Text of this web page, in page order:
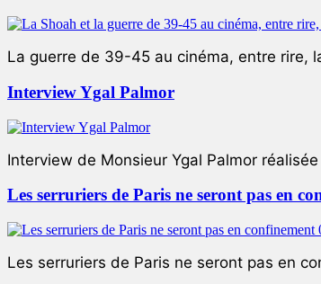
La guerre de 39-45 au cinéma, entre rire,
Interview Ygal Palmor
Interview de Monsieur Ygal Palmor
Les serruriers de Paris ne seront pas en
Les serruriers de Paris ne seront pas en